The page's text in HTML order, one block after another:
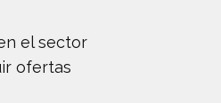
el sector
ofertas